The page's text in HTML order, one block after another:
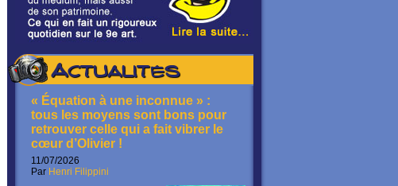
Actualités
« Équation à une inconnue » :
tous les moyens sont bons pour
retrouver celle qui a fait vibrer le
cœur d’Olivier !
11/07/2026
Par Henri Filippini